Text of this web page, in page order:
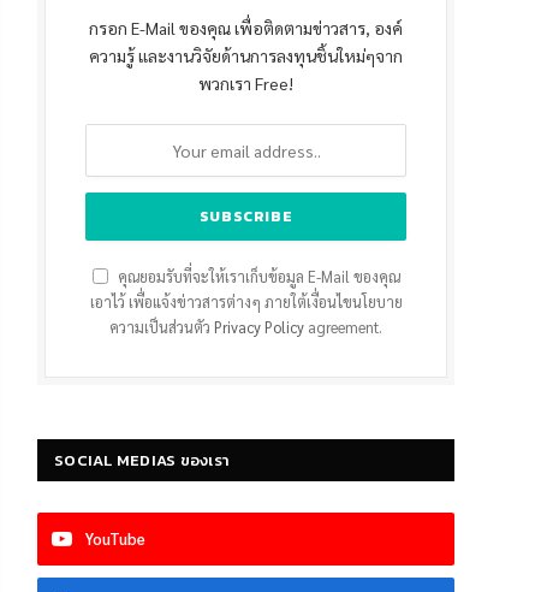
กรอก E-Mail ของคุณ เพื่อติดตามข่าวสาร, องค์
ความรู้ และงานวิจัยด้านการลงทุนชิ้นใหม่ๆจาก
พวกเรา Free!
คุณยอมรับที่จะให้เราเก็บข้อมูล E-Mail ของคุณ
เอาไว้ เพื่อแจ้งข่าวสารต่างๆ ภายใต้เงื่อนไขนโยบาย
ความเป็นส่วนตัว Privacy Policy agreement.
SOCIAL MEDIAS ของเรา
YouTube